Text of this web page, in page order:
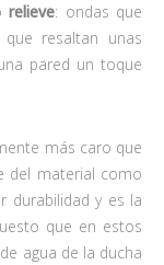
relieve: ondas que
resaltan unas
pared un toque
más caro que
del material como
durabilidad y es la
que en estos
agua de la ducha